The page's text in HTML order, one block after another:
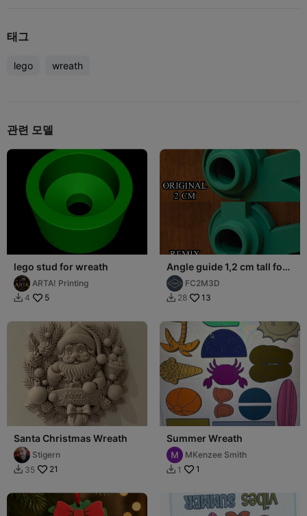
태그
lego wreath
관련 모델
lego stud for wreath
ARTA! Printing
 4 5
Angle guide 1,2 cm tall for
LEGO Brick Wreath
(Remix)FC2M3D
 28 13
Santa Christmas Wreath
Stigern
 35 21
Summer Wreath
MKenzee Smith
 1 1